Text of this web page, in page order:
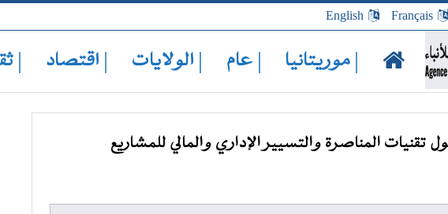
Français
English
| موريتانيا | عام | الولايات | اقتصاد |